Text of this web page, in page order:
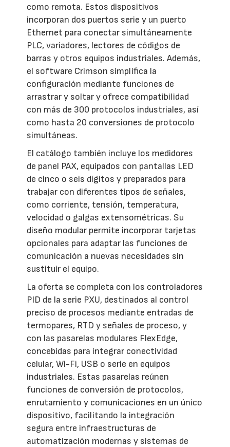
como remota. Estos dispositivos
incorporan dos puertos serie y un puerto
Ethernet para conectar simultáneamente
PLC, variadores, lectores de códigos de
barras y otros equipos industriales. Además,
el software Crimson simplifica la
configuración mediante funciones de
arrastrar y soltar y ofrece compatibilidad
con más de 300 protocolos industriales, así
como hasta 20 conversiones de protocolo
simultáneas.
El catálogo también incluye los medidores
de panel PAX, equipados con pantallas LED
de cinco o seis dígitos y preparados para
trabajar con diferentes tipos de señales,
como corriente, tensión, temperatura,
velocidad o galgas extensométricas. Su
diseño modular permite incorporar tarjetas
opcionales para adaptar las funciones de
comunicación a nuevas necesidades sin
sustituir el equipo.
La oferta se completa con los controladores
PID de la serie PXU, destinados al control
preciso de procesos mediante entradas de
termopares, RTD y señales de proceso, y
con las pasarelas modulares FlexEdge,
concebidas para integrar conectividad
celular, Wi-Fi, USB o serie en equipos
industriales. Estas pasarelas reúnen
funciones de conversión de protocolos,
enrutamiento y comunicaciones en un único
dispositivo, facilitando la integración
segura entre infraestructuras de
automatización modernas y sistemas de